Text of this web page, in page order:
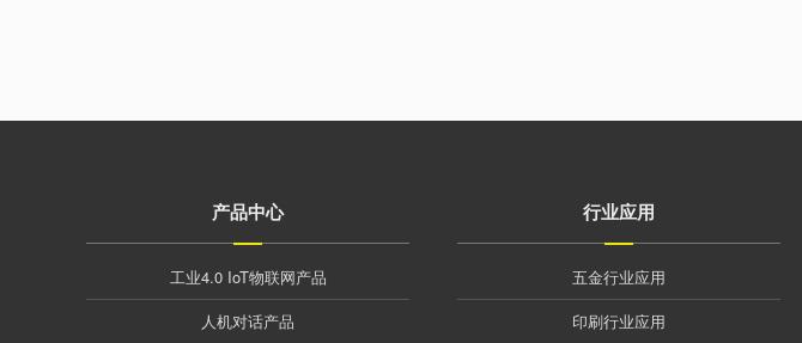
产品中心
工业4.0 IoT物联网产品
人机对话产品
行业应用
五金行业应用
印刷行业应用